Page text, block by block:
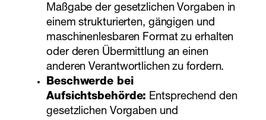
Maßgabe der gesetzlichen Vorgaben in
einem strukturierten, gängigen und
maschinenlesbaren Format zu erhalten
oder deren Übermittlung an einen
anderen Verantwortlichen zu fordern.
Beschwerde bei
Aufsichtsbehörde: Entsprechend den
gesetzlichen Vorgaben und